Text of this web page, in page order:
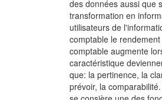
des données aussi que
transformation en
utilisateurs de
comptable le
comptable augmente
caractéristique
que: la pertinence, la
prévoir, la